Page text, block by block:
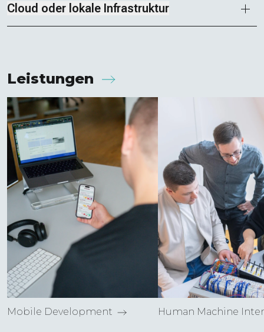
Cloud oder lokale Infrastruktur
Leistungen
Mobile Develop­ment Human Machine